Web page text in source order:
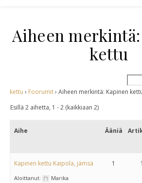
Aiheen
kettu
kettu › Foorumit› Aiheen merkintä: Kapinen
Esillä 2 aihetta, 1 - 2 (kaikkiaan 2)
Aihe Ääniä
Kapinen kettu Kaipola, jämsä
Aloittanut:
Marika
1 1